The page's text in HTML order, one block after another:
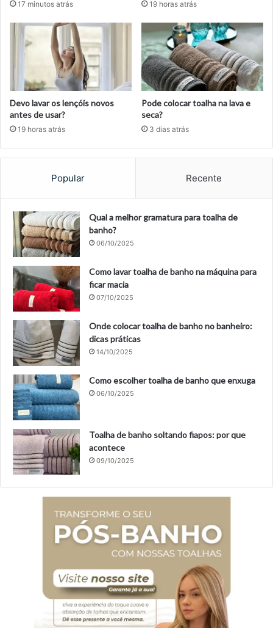
17 minutos atrás 19 horas atrás
Devo lavar os lençóis novos
antes de usar?
19 horas atrás
Pode colocar toalha na lava e
seca?
3 dias atrás
Popular Recente
Qual a melhor gramatura para toalha de
banho?
06/10/2025
Como lavar toalha de banho na máquina para
ficar macia
07/10/2025
Onde colocar toalha de banho no banheiro:
dicas práticas
14/10/2025
Como escolher toalha de banho que enxuga
06/10/2025
Toalha de banho soltando fiapos: por que
acontece
09/10/2025